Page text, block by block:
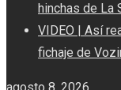
hinchas de La
VIDEO | Así
fichaje de